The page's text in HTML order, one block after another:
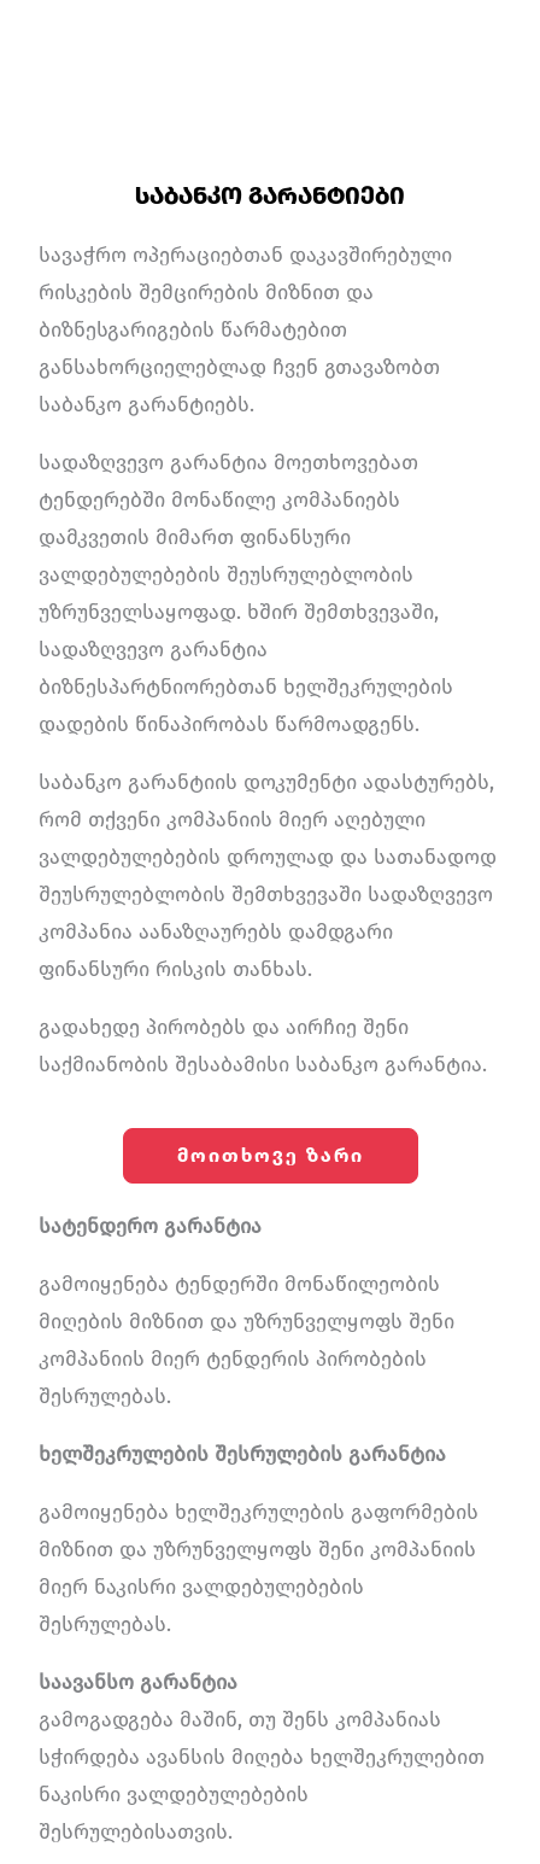
საბანკო გარანტიები
სავაჭრო ოპერაციებთან დაკავშირებული
რისკების შემცირების მიზნით და
ბიზნესგარიგების წარმატებით
განსახორციელებლად ჩვენ გთავაზობთ
საბანკო გარანტიებს.
სადაზღვევო გარანტია მოეთხოვებათ
ტენდერებში მონაწილე კომპანიებს
დამკვეთის მიმართ ფინანსური
ვალდებულებების შეუსრულებლობის
უზრუნველსაყოფად. ხშირ შემთხვევაში,
სადაზღვევო გარანტია
ბიზნესპარტნიორებთან ხელშეკრულების
დადების წინაპირობას წარმოადგენს.
საბანკო გარანტიის დოკუმენტი ადასტურებს,
რომ თქვენი კომპანიის მიერ აღებული
ვალდებულებების დროულად და სათანადოდ
შეუსრულებლობის შემთხვევაში სადაზღვევო
კომპანია აანაზღაურებს დამდგარი
ფინანსური რისკის თანხას.
გადახედე პირობებს და აირჩიე შენი
საქმიანობის შესაბამისი საბანკო გარანტია.
ᲛᲝᲘᲗᲮᲝᲕᲔ ᲖᲐᲠᲘ
სატენდერო გარანტია
გამოიყენება ტენდერში მონაწილეობის
მიღების მიზნით და უზრუნველყოფს შენი
კომპანიის მიერ ტენდერის პირობების
შესრულებას.
ხელშეკრულების შესრულების გარანტია
გამოიყენება ხელშეკრულების გაფორმების
მიზნით და უზრუნველყოფს შენი კომპანიის
მიერ ნაკისრი ვალდებულებების
შესრულებას.
საავანსო გარანტია
გამოგადგება მაშინ, თუ შენს კომპანიას
სჭირდება ავანსის მიღება ხელშეკრულებით
ნაკისრი ვალდებულებების
შესრულებისათვის.